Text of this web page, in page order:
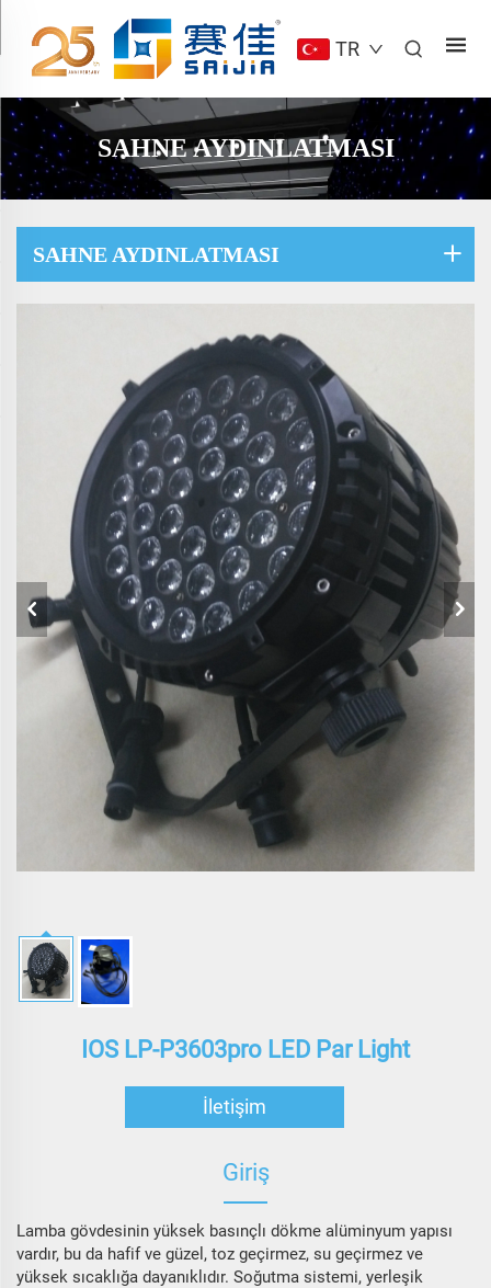
TR
SAHNE AYDINLATMASI
SAHNE AYDINLATMASI
IOS LP-P3603pro LED Par Light
İletişim
Giriş
Lamba gövdesinin yüksek basınçlı dökme alüminyum yapısı
vardır, bu da hafif ve güzel, toz geçirmez, su geçirmez ve
yüksek sıcaklığa dayanıklıdır. Soğutma sistemi, yerleşik